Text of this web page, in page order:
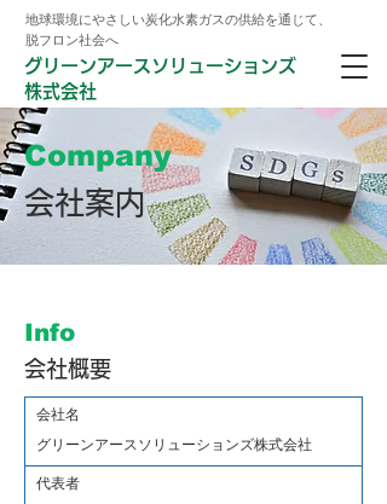
グリーンアースソリューションズ
株式会社
地球環境にやさしい炭化水素ガスの供給を通じて、
脱フロン社会へ
Company
会社案内
Info
会社概要
会社名
グリーンアースソリューションズ株式会社
代表者